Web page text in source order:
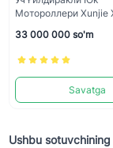
33 000 000 so'm
Savatga
Ushbu